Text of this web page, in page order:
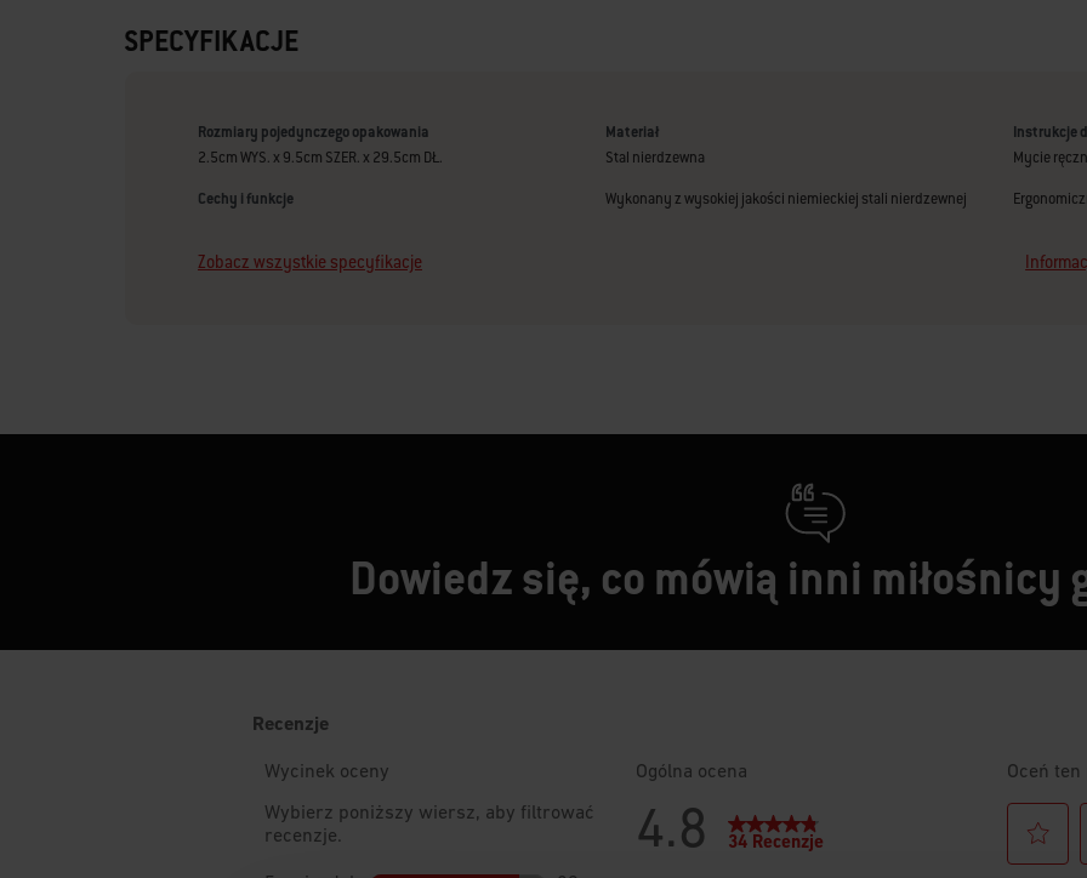
SPECYFIKACJE
Rozmiary pojedynczego opakowania
2.5cm WYS. x 9.5cm SZER. x 29.5cm DŁ.
Materiał
Stal nierdzewna
Instrukcje
Mycie
Cechy i funkcje Wykonany z wysokiej jakości niemieckiej stali nierdzewnej
Zobacz wszystkie specyfikacje
Dowiedz się, co mówią inni miłośnicy